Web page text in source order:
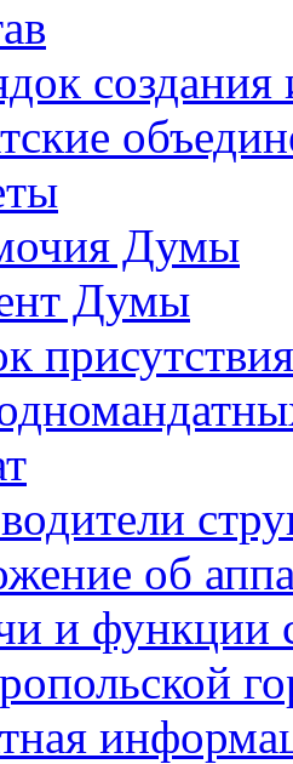
создания
Думы
Думы
об
и функции